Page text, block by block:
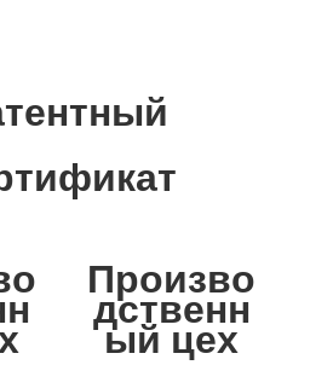
Произво
дственн
ый цех